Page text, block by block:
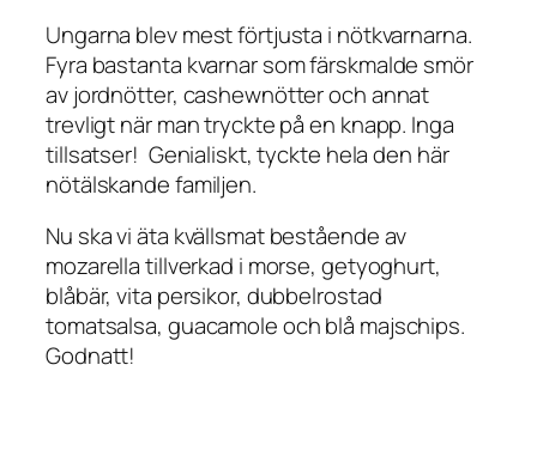
Ungarna blev mest förtjusta i nötkvarnarna.
Fyra bastanta kvarnar som färskmalde smör
av jordnötter, cashewnötter och annat
trevligt när man tryckte på en knapp. Inga
tillsatser! Genialiskt, tyckte hela den här
nötälskande familjen.
Nu ska vi äta kvällsmat bestående av
mozarella tillverkad i morse, getyoghurt,
blåbär, vita persikor, dubbelrostad
tomatsalsa, guacamole och blå majschips.
Godnatt!